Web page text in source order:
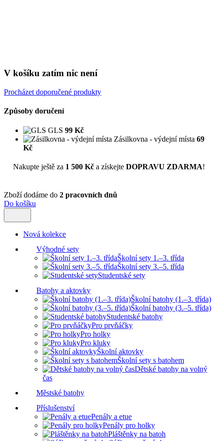
V košíku zatím nic není
Procházet doporučené produkty
Způsoby doručení
GLS 99 Kč
Zásilkovna - výdejní místa 69
Kč
Nakupte ještě za 1 500 Kč a získejte DOPRAVU ZDARMA!
Zboží dodáme do 2 pracovních dnů
Do košíku
Nová kolekce
Výhodné sety
Školní sety 1.–3. třída
Školní sety 3.–5. třída
Studentské sety
Batohy a aktovky
Školní batohy (1.–3. třída)
Školní batohy (3.–5. třída)
Studentské batohy
Pro prvňáčky
Pro holky
Pro kluky
Školní aktovky
Školní sety s batohem
Dětské batohy na volný
čas
Městské batohy
Příslušenství
Penály a etue
Penály pro holky
Pláštěnky na batoh